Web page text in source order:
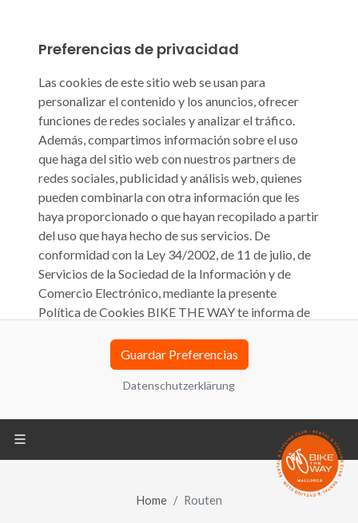
Preferencias de privacidad
Las cookies de este sitio web se usan para
personalizar el contenido y los anuncios, ofrecer
funciones de redes sociales y analizar el tráfico.
Además, compartimos información sobre el uso
que haga del sitio web con nuestros partners de
redes sociales, publicidad y análisis web, quienes
pueden combinarla con otra información que les
haya proporcionado o que hayan recopilado a partir
del uso que haya hecho de sus servicios. De
conformidad con la Ley 34/2002, de 11 de julio, de
Servicios de la Sociedad de la Información y de
Comercio Electrónico, mediante la presente
Política de Cookies BIKE THE WAY te informa de
denominación que pueda tener en el futuro (en
adelante, el “Sitio Web”) utiliza cookies, ficheros
informáticos que se almacenan en tu ordenador
generalmente un número que permite identificar tu
ordenador. También puede encontrar información
sobre configuración, origen y finalidades en la
Política de Privacidad ubicada en la parte inferior
Guardar Preferencias
Datenschutzerklärung
Home Routen